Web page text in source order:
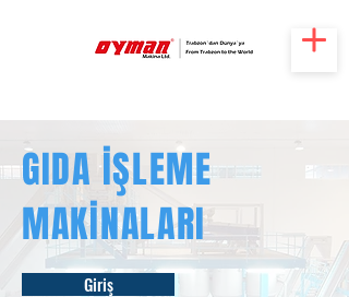
GIDA İŞLEME
MAKİNALARI
Giriş